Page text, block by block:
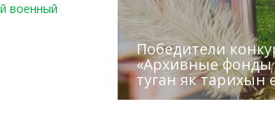
военный
Победители
«Архивные фонды
туган як тарихын
Архивисты
Госархива
Сотрудники
Эхо веков»
(КХТИ)
«Мир архивов